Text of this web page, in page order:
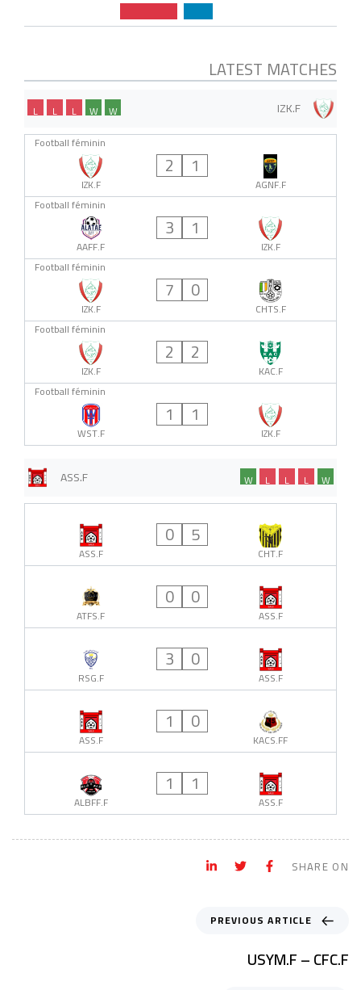
LATEST MATCHES
IZK.F
W
W
L
L
L
Football féminin
IZK.F
2 1
AGNF.F
Football féminin
AAFF.F
3 1
IZK.F
Football féminin
IZK.F
7 0
CHTS.F
Football féminin
IZK.F
2 2
KAC.F
Football féminin
WST.F
1 1
IZK.F
ASS.F W
L
L
L
W
ASS.F
0 5
CHT.F
ATFS.F
0 0
ASS.F
RSG.F
3 0
ASS.F
ASS.F
1 0
KACS.FF
ALBFF.F
1 1
ASS.F
SHARE ON
PREVIOUS ARTICLE
USYM.F – CFC.F